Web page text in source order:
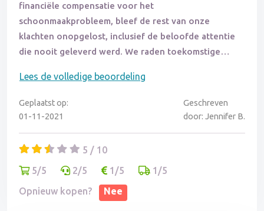
financiële compensatie voor het
schoonmaakprobleem, bleef de rest van onze
klachten onopgelost, inclusief de beloofde attentie
die nooit geleverd werd. We raden toekomstige
Desondanks hebben we ons best gedaan om van de
vakantie een succes te maken.
Lees de volledige beoordeling
Geplaatst op:
01-11-2021
Geschreven
door: Jennifer B.
5 / 10
5/5
2/5 1/5
1/5
Opnieuw kopen?
Nee